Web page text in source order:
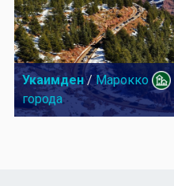
Укаимден/ Марокко
города